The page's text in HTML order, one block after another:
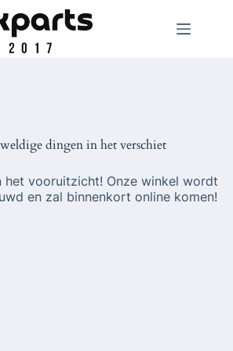
dingen in het verschiet
het vooruitzicht! Onze winkel wordt
en zal binnenkort online komen!